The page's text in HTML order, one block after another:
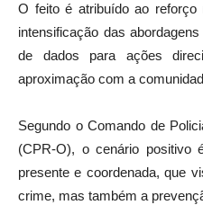
O feito é atribuído ao reforço
intensificação das
de dados para ações
aproximação com a
Segundo o Comando de
(CPR-O), o cenário positivo
presente e coordenada, que
crime, mas também a